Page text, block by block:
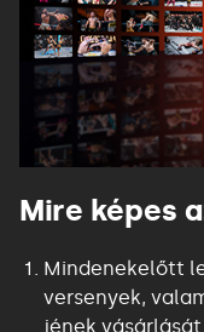
Mire képes
Mindenekelőtt
versenyek,
jének vásárlását.